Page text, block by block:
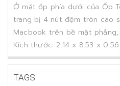
Ở mặt ốp phía dưới của Ốp
trang bị 4 nút đệm tròn cao
Macbook trên bề mặt phẳng,
Kích thước: 2.14 x 8.53 x
TAGS